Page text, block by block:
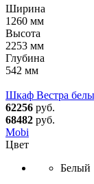
Ширина
1260 мм
Высота
2253 мм
Глубина
542 мм
Шкаф Вестра
62256 руб.
68482 руб.
Mobi
Цвет
Белый